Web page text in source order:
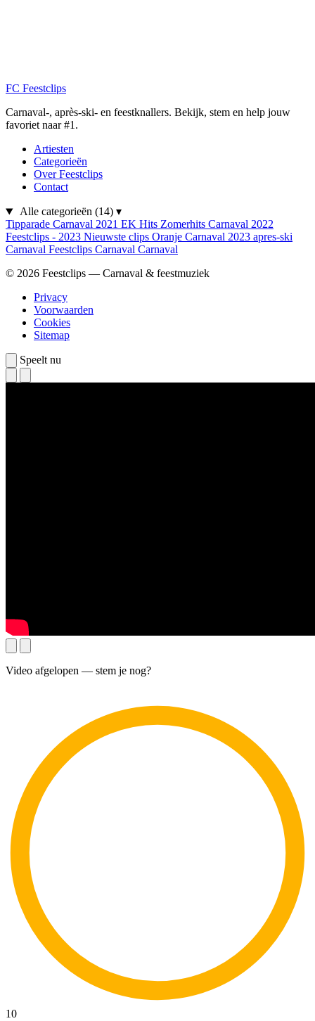
FC Feestclips
Carnaval-, après-ski- en feestknallers. Bekijk, stem en help jouw
favoriet naar #1.
Artiesten
Categorieën
Over Feestclips
Contact
Alle categorieën (14) ▾
Tipparade Carnaval 2021 EK Hits Zomerhits Carnaval 2022
Feestclips - 2023 Nieuwste clips Oranje Carnaval 2023 apres-ski
Carnaval Feestclips Carnaval Carnaval
© 2026 Feestclips — Carnaval & feestmuziek
Privacy
Voorwaarden
Cookies
Sitemap
Speelt nu
Video afgelopen — stem je nog?
10